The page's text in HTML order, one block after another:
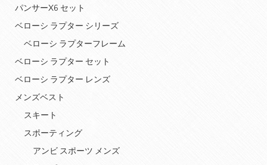
パンサーX6 セット
ベローシ ラプター シリーズ
ベローシ ラプターフレーム
ベローシ ラプター セット
ベローシ ラプター レンズ
メンズベスト
スキート
スポーティング
アンビ スポーツ メンズ